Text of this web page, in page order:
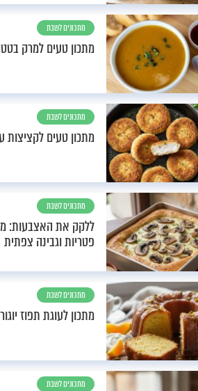
מתכונים לשבת
מתכון טעים למרק
מתכונים לשבת
מתכון טעים לקציצות
מתכונים לשבת
ללקק את האצבעות:
פטריות וגבינה צפתית
מתכונים לשבת
מתכון לעוגת תפוז
מתכונים לשבת